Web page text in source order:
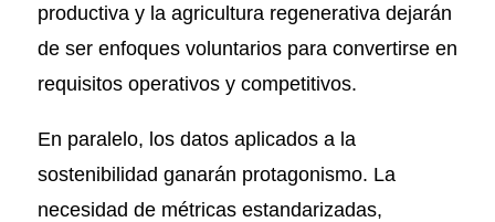
productiva y la agricultura regenerativa dejarán
de ser enfoques voluntarios para convertirse en
requisitos operativos y competitivos.
En paralelo, los datos aplicados a la
sostenibilidad ganarán protagonismo. La
necesidad de métricas estandarizadas,